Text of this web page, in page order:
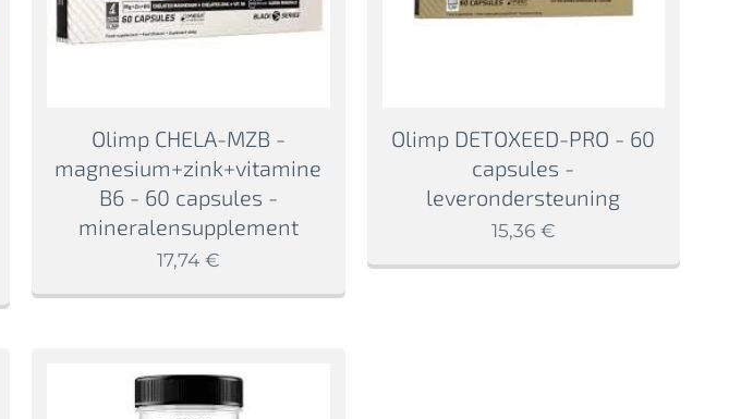
Olimp CHELA-MZB -
magnesium+zink+vitamine
B6 - 60 capsules -
mineralensupplement
17,74€
Olimp DETOXEED-PRO - 60
capsules -
leverondersteuning
15,36€